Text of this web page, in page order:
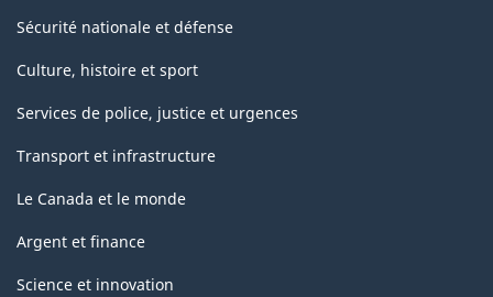
Sécurité nationale et défense
Culture, histoire et sport
Services de police, justice et urgences
Transport et infrastructure
Le Canada et le monde
Argent et finance
Science et innovation